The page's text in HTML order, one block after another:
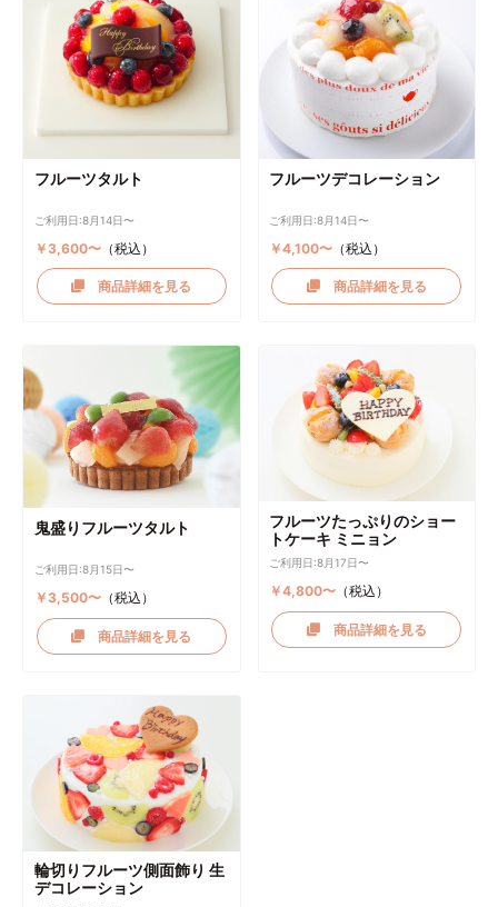
フルーツタルト
ご利用日:8月14日〜
￥3,600〜（税込）
商品詳細を見る
フルーツデコレーション
ご利用日:8月14日〜
￥4,100〜 （税込）
商品詳細を見る
鬼盛りフルーツタルト
ご利用日:8月15日〜
￥3,500〜（税込）
商品詳細を見る
フルーツたっぷりのショー
トケーキ ミニョン
ご利用日:8月17日〜
￥4,800〜 （税込）
商品詳細を見る
輪切りフルーツ側面飾り 生
デコレーション